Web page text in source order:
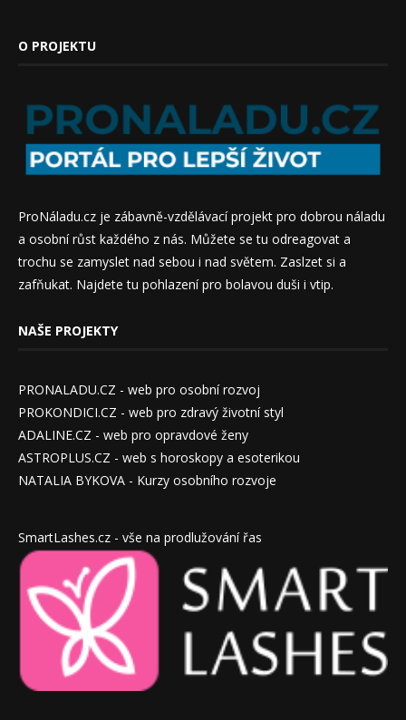
O PROJEKTU
ProNáladu.cz je zábavně-vzdělávací projekt pro dobrou náladu
a osobní růst každého z nás. Můžete se tu odreagovat a
trochu se zamyslet nad sebou i nad světem. Zaslzet si a
zafňukat. Najdete tu pohlazení pro bolavou duši i vtip.
NAŠE PROJEKTY
PRONALADU.CZ - web pro osobní rozvoj
PROKONDICI.CZ - web pro zdravý životní styl
ADALINE.CZ - web pro opravdové ženy
ASTROPLUS.CZ - web s horoskopy a esoterikou
NATALIA BYKOVA - Kurzy osobního rozvoje
SmartLashes.cz - vše na prodlužování řas